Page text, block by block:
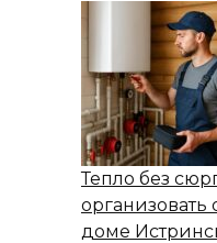
Тепло без
организовать
доме